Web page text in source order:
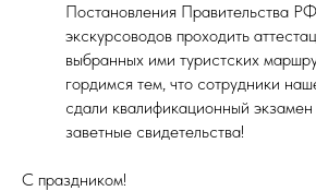
Постановления Правительства
экскурсоводов проходить
выбранных ими туристских
гордимся тем, что сотрудники
сдали квалификационный экзамен
заветные свидетельства!
С праздником!